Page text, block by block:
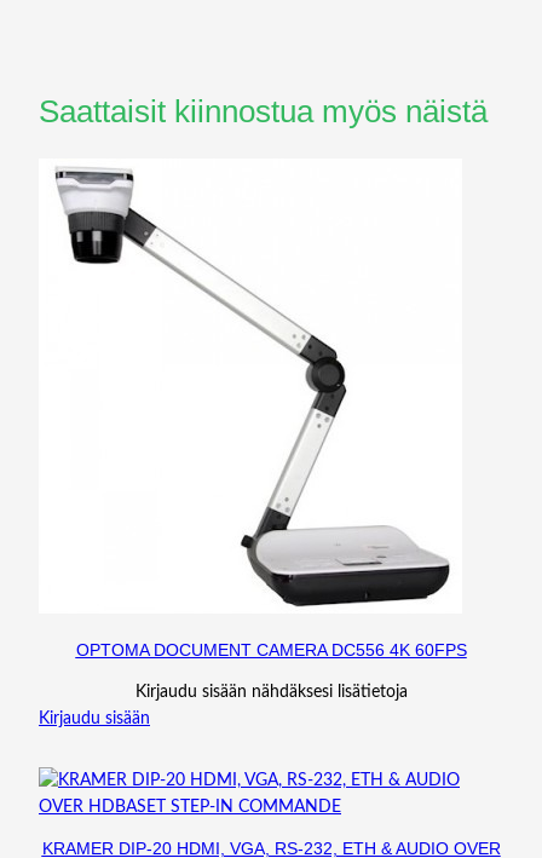
Saattaisit kiinnostua myös näistä
OPTOMA DOCUMENT CAMERA DC556 4K 60FPS
Kirjaudu sisään nähdäksesi lisätietoja
Kirjaudu sisään
KRAMER DIP-20 HDMI, VGA, RS-232, ETH & AUDIO OVER